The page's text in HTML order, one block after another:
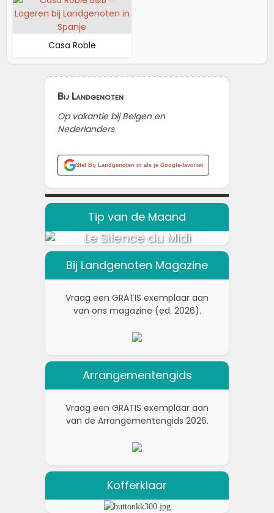
Casa Roble
Bij Landgenoten
Op vakantie bij Belgen en
Nederlanders
Stel Bij Landgenoten in als je Google-favoriet
Tip van de Maand
Le Silence du Midi
Bij Landgenoten Magazine
Vraag een GRATIS exemplaar aan
van ons magazine (ed. 2026).
Arrangementengids
Vraag een GRATIS exemplaar aan
van de Arrangementengids 2026.
Kofferklaar